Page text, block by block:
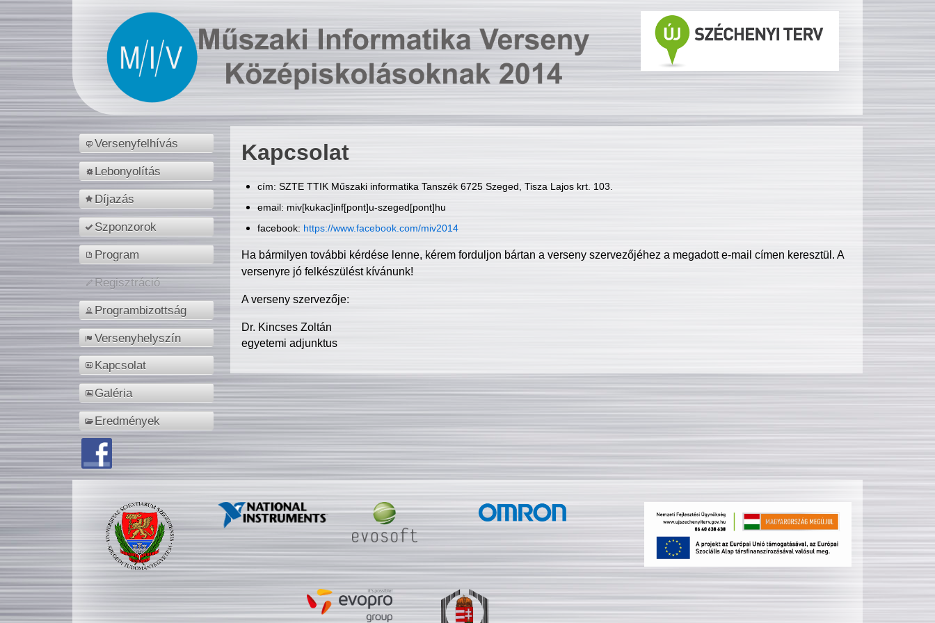
Versenyfelhívás
Lebonyolítás
Díjazás
Szponzorok
Program
Regisztráció
Programbizottság
Versenyhelyszín
Kapcsolat
Galéria
Eredmények
Kapcsolat
cím: SZTE TTIK Műszaki informatika Tanszék 6725 Szeged, Tisza Lajos krt. 103.
email: miv[kukac]inf[pont]u-szeged[pont]hu
facebook: https://www.facebook.com/miv2014
Ha bármilyen további kérdése lenne, kérem forduljon bártan a verseny szervezőjéhez a megadott e-mail címen keresztül. A
versenyre jó felkészülést kívánunk!
A verseny szervezője:
Dr. Kincses Zoltán
egyetemi adjunktus